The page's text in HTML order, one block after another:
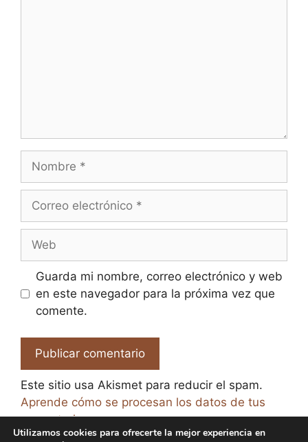
Nombre
Correo
Web
Guarda mi nombre, correo electrónico y web
en este navegador para la próxima vez que
comente.
Este sitio usa Akismet para reducir el spam.
Aprende cómo se procesan los datos de tus
comentarios.
Utilizamos cookies para ofrecerte la mejor experiencia en